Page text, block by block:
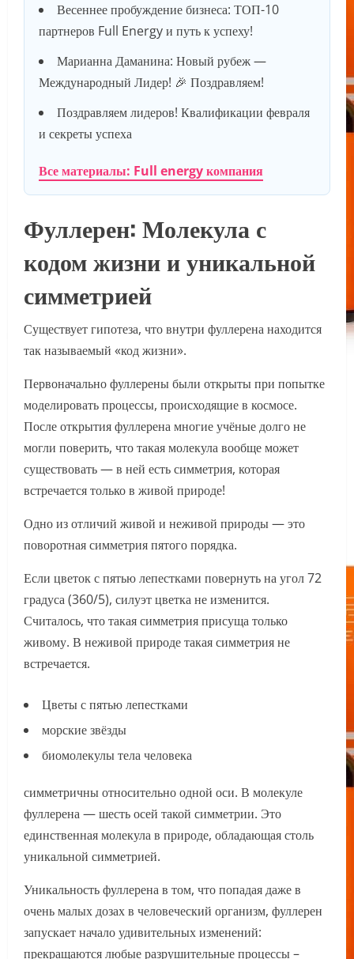
Весеннее пробуждение бизнеса: ТОП-10
партнеров Full Energy и путь к успеху!
Марианна Даманина: Новый рубеж —
Международный Лидер! 🎉 Поздравляем!
Поздравляем лидеров! Квалификации февраля
и секреты успеха
Все материалы: Full energy компания
Фуллерен: Молекула с
кодом жизни и уникальной
симметрией
Существует гипотеза, что внутри фуллерена находится
так называемый «код жизни».
Первоначально фуллерены были открыты при попытке
моделировать процессы, происходящие в космосе.
После открытия фуллерена многие учёные долго не
могли поверить, что такая молекула вообще может
существовать — в ней есть симметрия, которая
встречается только в живой природе!
Одно из отличий живой и неживой природы — это
поворотная симметрия пятого порядка.
Если цветок с пятью лепестками повернуть на угол 72
градуса (360/5), силуэт цветка не изменится.
Считалось, что такая симметрия присуща только
живому. В неживой природе такая симметрия не
встречается.
Цветы с пятью лепестками
морские звёзды
биомолекулы тела человека
симметричны относительно одной оси. В молекуле
фуллерена — шесть осей такой симметрии. Это
единственная молекула в природе, обладающая столь
уникальной симметрией.
Уникальность фуллерена в том, что попадая даже в
очень малых дозах в человеческий организм, фуллерен
запускает начало удивительных изменений:
прекращаются любые разрушительные процессы –